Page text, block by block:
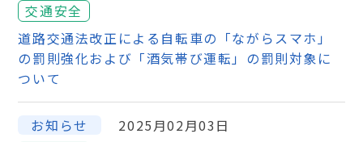
交通安全
道路交通法改正による自転車の「ながらスマホ」
の罰則強化および「酒気帯び運転」の罰則対象に
ついて
お知らせ
2025月02月03日